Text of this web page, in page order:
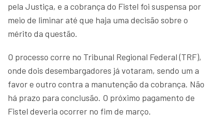
pela Justiça, e a cobrança do Fistel foi suspensa por
meio de liminar até que haja uma decisão sobre o
mérito da questão.
O processo corre no Tribunal Regional Federal (TRF),
onde dois desembargadores já votaram, sendo um a
favor e outro contra a manutenção da cobrança. Não
há prazo para conclusão. O próximo pagamento de
Fistel deveria ocorrer no fim de março.